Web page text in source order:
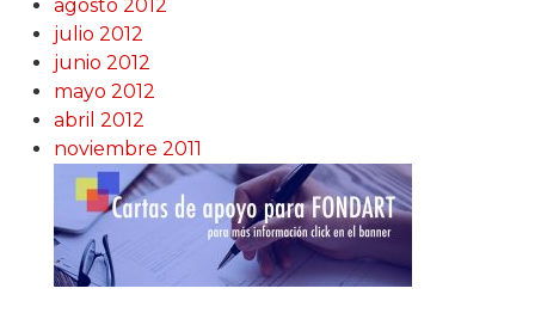
agosto 2012
julio 2012
junio 2012
mayo 2012
abril 2012
noviembre 2011